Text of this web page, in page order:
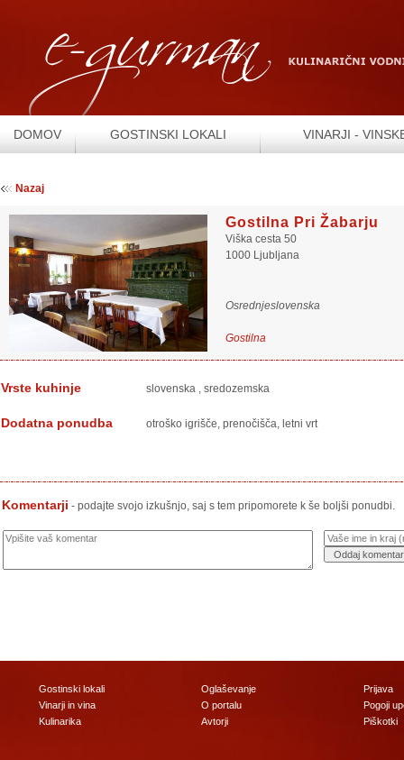
DOMOV GOSTINSKI LOKALI VINARJI -
Nazaj
Gostilna Pri Žabarju
Viška cesta 50
1000 Ljubljana
Osrednjeslovenska
Gostilna
Vrste kuhinje slovenska , sredozemska
Dodatna ponudba otroško igrišče, prenočišča, letni vrt
Komentarji - podajte svojo izkušnjo, saj s tem pripomorete k še boljši ponudbi.
Gostinski lokali
Vinarji in vina
Kulinarika
Oglaševanje
O portalu
Avtorji
Prijava
Pogoji
Piškotki